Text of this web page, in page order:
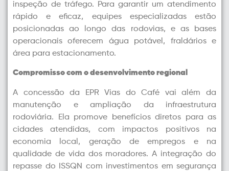
inspeção de tráfego. Para garantir um atendimento
rápido e eficaz, equipes especializadas estão
posicionadas ao longo das rodovias, e as bases
operacionais oferecem água potável, fraldários e
área para estacionamento.
Compromisso com o desenvolvimento regional
A concessão da EPR Vias do Café vai além da
manutenção e ampliação da infraestrutura
rodoviária. Ela promove benefícios diretos para as
cidades atendidas, com impactos positivos na
economia local, geração de empregos e na
qualidade de vida dos moradores. A integração do
repasse do ISSQN com investimentos em segurança